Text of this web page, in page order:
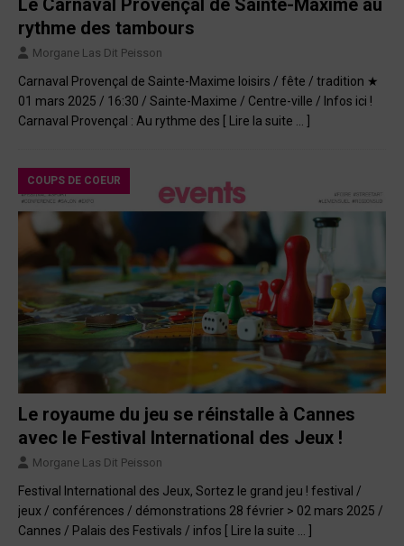
rythme des tambours
Morgane Las Dit Peisson
Carnaval Provençal de Sainte-Maxime loisirs / fête / tradition ★
01 mars 2025 / 16:30 / Sainte-Maxime / Centre-ville / Infos ici !
Carnaval Provençal : Au rythme des
[ Lire la suite … ]
COUPS DE COEUR
Le royaume du jeu se réinstalle à Cannes
avec le Festival International des Jeux !
Morgane Las Dit Peisson
Festival International des Jeux, Sortez le grand jeu ! festival /
jeux / conférences / démonstrations 28 février > 02 mars 2025 /
Cannes / Palais des Festivals / infos
[ Lire la suite … ]